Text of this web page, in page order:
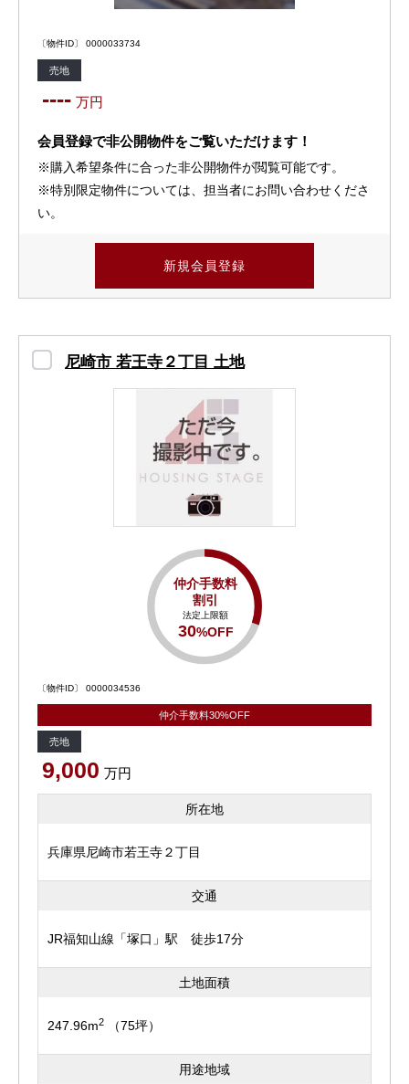
〔物件ID〕 0000033734
売地
---- 万円
会員登録で非公開物件をご覧いただけます！
※購入希望条件に合った非公開物件が閲覧可能です。
※特別限定物件については、担当者にお問い合わせくださ
い。
新規会員登録
尼崎市 若王寺２丁目 土地
仲介手数料
割引
法定上限額
30%OFF
〔物件ID〕 0000034536
仲介手数料30%OFF
売地
9,000 万円
所在地
兵庫県尼崎市若王寺２丁目
交通
JR福知山線「塚口」駅 徒歩17分
土地面積
247.96m2 （75坪）
用途地域